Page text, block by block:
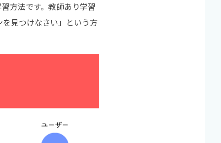
方法です。教師あり学習
見つけなさい」という方